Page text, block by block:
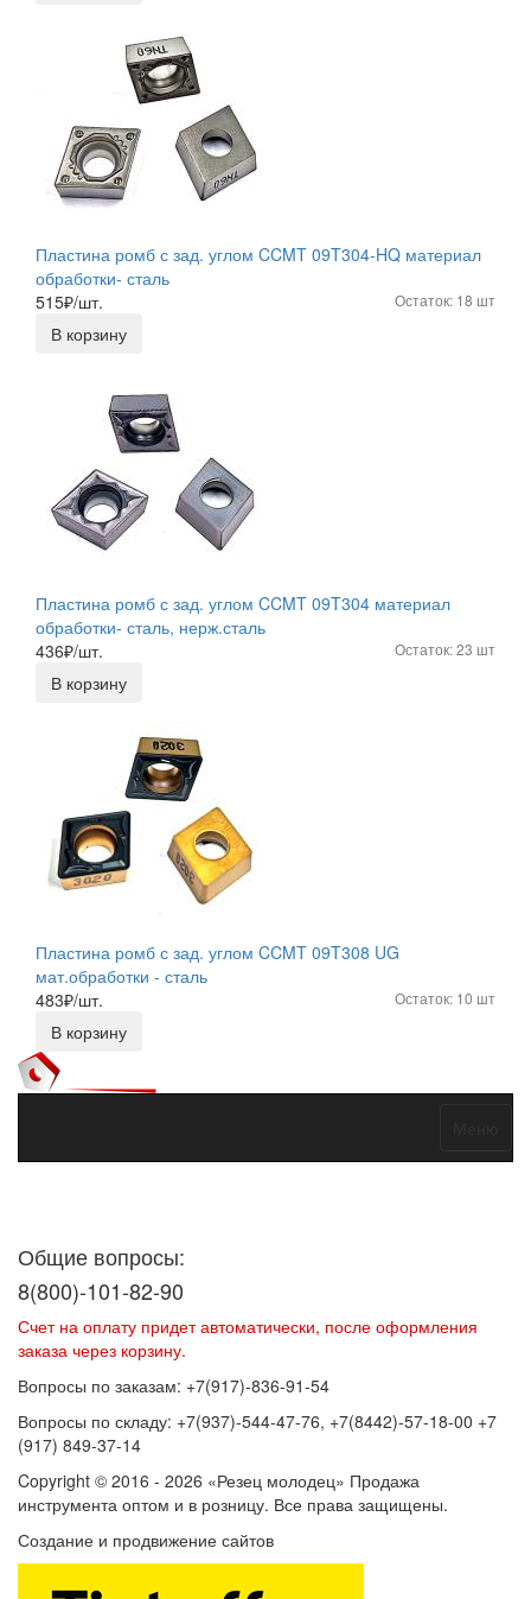
Пластина ромб с зад. углом CCMT 09T304-HQ материал
обработки- сталь
515₽/шт. Остаток: 18 шт
В корзину
Пластина ромб с зад. углом CCMT 09T304 материал
обработки- сталь, нерж.сталь
436₽/шт. Остаток: 23 шт
В корзину
Пластина ромб с зад. углом CCMT 09T308 UG
мат.обработки - сталь
483₽/шт. Остаток: 10 шт
В корзину
Общие вопросы:
8(800)-101-82-90
Счет на оплату придет автоматически, после оформления
заказа через корзину.
Вопросы по заказам: +7(917)-836-91-54
Вопросы по складу: +7(937)-544-47-76, +7(8442)-57-18-00 +7
(917) 849-37-14
Copyright © 2016 - 2026 «Резец молодец» Продажа
инструмента оптом и в розницу. Все права защищены.
Создание и продвижение сайтов